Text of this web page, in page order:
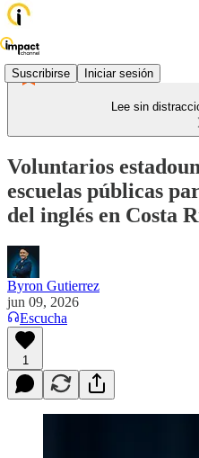
Suscribirse Iniciar sesión
Lee sin
Voluntarios
escuelas públicas
del inglés en Costa
Byron Gutierrez
jun 09, 2026
Escucha
1